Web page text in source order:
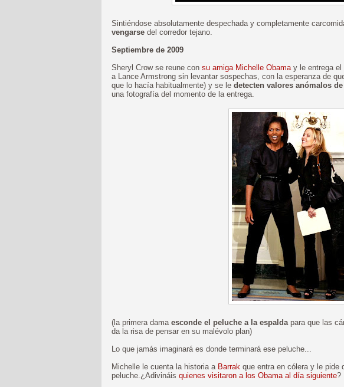
Sintiéndose absolutamente despechada y completamente
vengarse del corredor tejano.
Septiembre de 2009
Sheryl Crow se reune con su amiga Michelle Obamay le entrega el
a Lance Armstrong sin levantar sospechas, con la esperanza de
que lo hacía habitualmente) y se le detecten valores anómalos
una fotografía del momento de la entrega.
(la primera dama esconde el peluche a la espalda para que las
da la risa de pensar en su malévolo plan)
Lo que jamás imaginará es donde terminará ese peluche...
Michelle le cuenta la historia a Barrak que entra en cólera y le pide
peluche.¿Adivináis quienes visitaron a los Obama al día siguiente?